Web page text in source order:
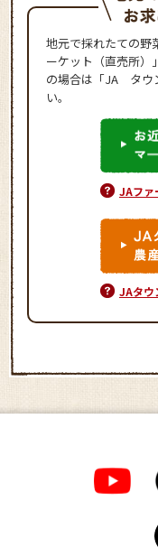
地元で採れたての
ーケット（直売所）
の場合は「JA タウ
い。
JAファ
JAタウ